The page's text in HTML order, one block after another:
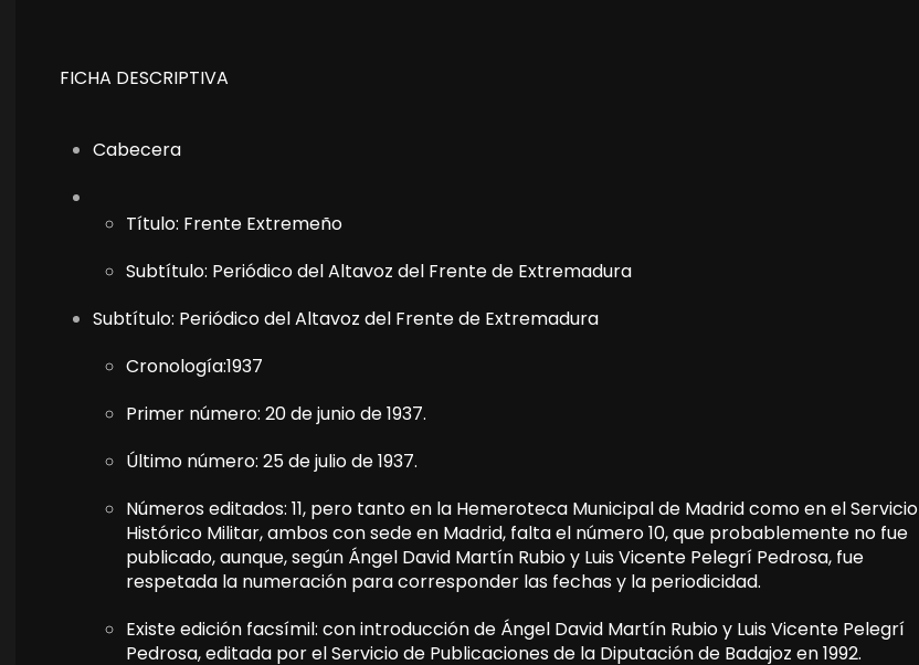
FICHA DESCRIPTIVA
Cabecera
Título: Frente Extremeño
Subtítulo: Periódico del Altavoz del Frente de Extremadura
Subtítulo: Periódico del Altavoz del Frente de Extremadura
Cronología:1937
Primer número: 20 de junio de 1937.
Último número: 25 de julio de 1937.
Números editados: 11, pero tanto en la Hemeroteca Municipal de Madrid como en el Servicio
Histórico Militar, ambos con sede en Madrid, falta el número 10, que probablemente no fue
publicado, aunque, según Ángel David Martín Rubio y Luis Vicente Pelegrí Pedrosa, fue
respetada la numeración para corresponder las fechas y la periodicidad.
Existe edición facsímil: con introducción de Ángel David Martín Rubio y Luis Vicente Pelegrí
Pedrosa, editada por el Servicio de Publicaciones de la Diputación de Badajoz en 1992.